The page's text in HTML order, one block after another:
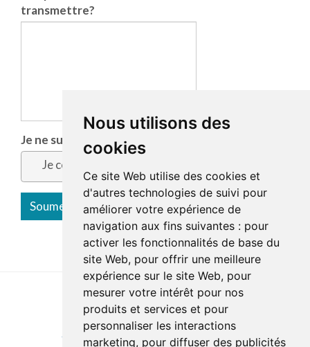
Nous utilisons des
cookies
Ce site Web utilise des cookies et
d'autres technologies de suivi pour
améliorer votre expérience de
navigation aux fins suivantes : pour
activer les fonctionnalités de base du
site Web, pour offrir une meilleure
expérience sur le site Web, pour
mesurer votre intérêt pour nos
produits et services et pour
personnaliser les interactions
marketing, pour diffuser des publicités
transmettre?
Je ne suis pas un robot
Je confirme
Last update : 9 July 2026
Accessibility